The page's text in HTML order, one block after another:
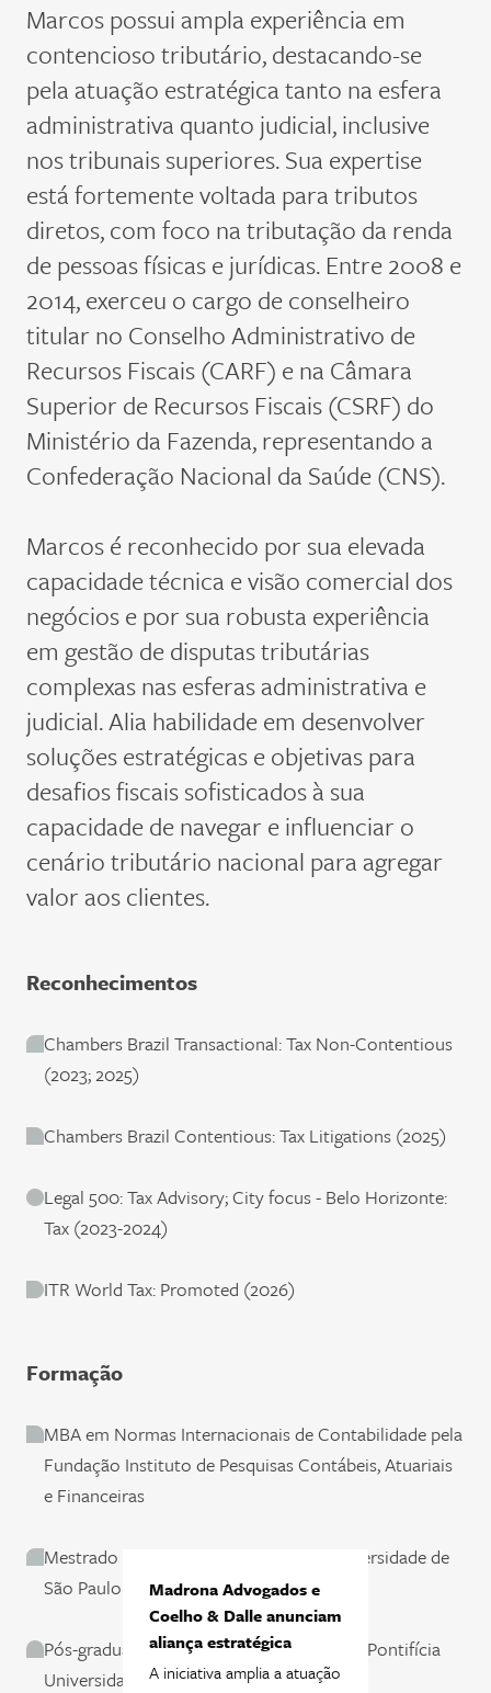
Marcos possui ampla experiência em
contencioso tributário, destacando-se
pela atuação estratégica tanto na esfera
administrativa quanto judicial, inclusive
nostribunaissuperiores. Sua expertise
está fortemente voltada para tributos
diretos, com foco na tributação da renda
de pessoas físicas e jurídicas. Entre 2008 e
2014, exerceu o cargo de conselheiro
titular no Conselho Administrativo de
Recursos Fiscais (CARF) e na Câmara
Superior de Recursos Fiscais (CSRF) do
Ministério da Fazenda, representando a
Confederação Nacional da Saúde (CNS).
Marcos é reconhecido por sua elevada
capacidade técnica e visão comercial dos
negóciose por sua robusta experiência
em gestão de disputas tributárias
complexas nas esferas administrativa e
judicial. Alia habilidade em desenvolver
soluções estratégicas e objetivas para
desafios fiscais sofisticadosà sua
capacidade de navegar e influenciar o
cenário tributário nacional paraagregar
valor aos clientes.
Reconhecimentos
Chambers Brazil Transactional: Tax Non-Contentious
(2023; 2025)
Chambers Brazil Contentious: Tax Litigations (2025)
Legal 500: Tax Advisory; City focus - Belo Horizonte:
Tax (2023-2024)
ITR World Tax: Promoted (2026)
Formação
MBA em Normas Internacionais de Contabilidade pela
Fundação Instituto de Pesquisas Contábeis, Atuariais
e Financeiras
Mestrado em Direito Tributário pela Universidade de
São Paulo
Pós-graduação em Direito Tributário pela Pontifícia
Universidade Católica de São Paulo
Madrona Advogados e
Coelho & Dalle anunciam
aliança estratégica
A iniciativa amplia a atuação